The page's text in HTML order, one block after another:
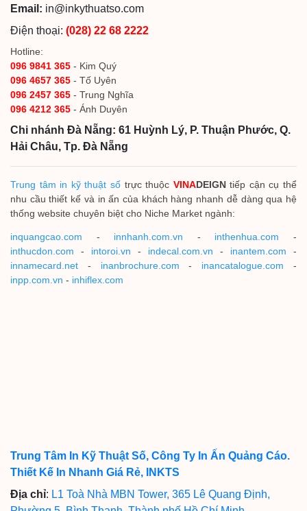
Email: in@inkythuatso.com
Điện thoại: (028) 22 68 2222
Hotline:
096 9841 365 - Kim Quý
096 4657 365 - Tố Uyên
096 2457 365 - Trung Nghĩa
096 4212 365 - Ánh Duyên
Chi nhánh Đà Nẵng: 61 Huỳnh Lý, P. Thuận Phước, Q.
Hải Châu, Tp. Đà Nẵng
Trung tâm in kỹ thuật sốtrực thuộc VINADEIGNtiếp cận cụ thể
nhu cầu thiết kế và in ấn của khách hàng nhanh dễ dàng qua hệ
thống website chuyên biệt cho Niche Market ngành:
inquangcao.com - innhanh.com.vn - inthenhua.com -
inthucdon.com - intoroi.vn - indecal.com.vn - inantem.com -
innamecard.net - inanbrochure.com - inancatalogue.com -
inpp.com.vn - inhiflex.com
Trung Tâm In Kỹ Thuật Số, Công Ty In Ấn Quảng Cáo.
Thiết Kế In Nhanh Giá Rẻ, INKTS
Địa chỉ: L1 Toà Nhà MBN Tower, 365 Lê Quang Định,